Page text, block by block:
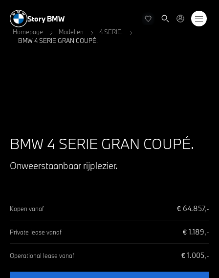
Story BMW
Homepage Modellen
4 SERIE.
BMW 4 SERIE GRAN COUPÉ.
BMW 4 SERIE GRAN COUPÉ.
Onweerstaanbaar rijplezier.
Kopen vanaf € 64.857,-
Private lease vanaf € 1.189,-
Operational lease vanaf € 1.005,-